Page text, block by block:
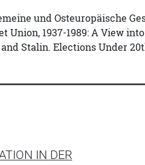
und Osteuropäische
1937-1989: A View
Stalin. Elections Under
IN DER